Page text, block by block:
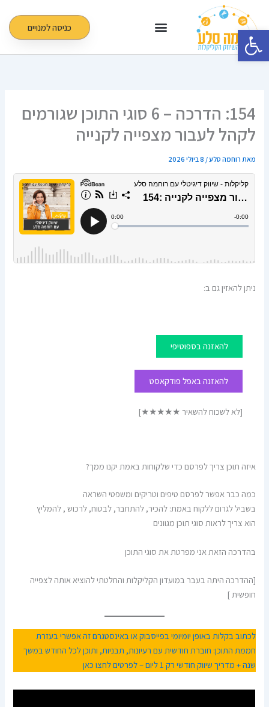
פתח סרגל נגישות
לתוכן
כניסה למנויים
154: הדרכה – 6 סוגי התוכן שגורמים
לקהל לעבור מצפייה לקנייה
מאת רוחמה סלע/ 8 ביולי 2026
ניתן להאזין גם ב:
להאזנה בספוטיפי
להאזנה באפל פודקאסט
[לא לשכוח להשאיר ★★★★★]
איזה תוכן צריך לפרסם כדי שלקוחות באמת יקנו ממך?
כמה כבר אפשר לפרסם טיפים וטריקים ומשפטי השראה
בשביל לגרום ללקוח באמת: להכיר, להתחבר, לבטוח, לרכוש , להמליץ
הוא צריך לראות סוגי תוכן מגוונים
בהדרכה הזאת אני מפרטת את סוגי התוכן
[ההדרכה היתה בעבר במועדון הקליקלות והחלטתי להוציא אותה לצפייה
חופשית ]
לכתוב בקלות באופן יומיומי בפייסבוק או באינסטגרם זה אפשרי בעזרת
חממת התוכן: חוברת חודשית עם רעיונות, תבניות, ותוכן לכל החודש במשך
שנה + מדריך שיווק חודשי רק 1 ליום – לפרטים
לחצו כאן